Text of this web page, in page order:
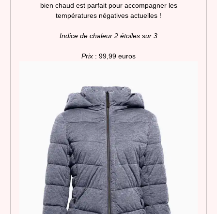
bien chaud est parfait pour accompagner les
températures négatives actuelles !
Indice de chaleur 2 étoiles sur 3
Prix : 99,99 euros